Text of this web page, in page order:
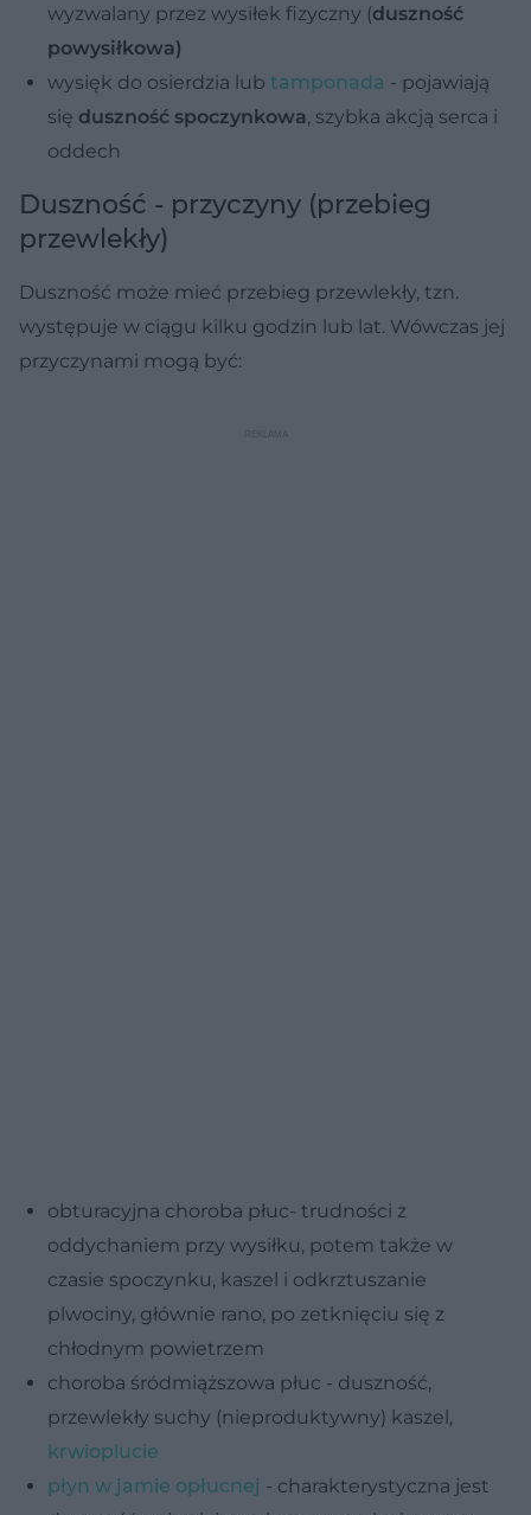
wyzwalany przez wysiłek fizyczny (duszność
powysiłkowa)
wysięk do osierdzia lub tamponada - pojawiają
się duszność spoczynkowa, szybka akcją serca i
oddech
Duszność - przyczyny (przebieg
przewlekły)
Duszność może mieć przebieg przewlekły, tzn.
występuje w ciągu kilku godzin lub lat. Wówczas jej
przyczynami mogą być:
obturacyjna choroba płuc- trudności z
oddychaniem przy wysiłku, potem także w
czasie spoczynku, kaszel i odkrztuszanie
plwociny, głównie rano, po zetknięciu się z
chłodnym powietrzem
choroba śródmiąższowa płuc - duszność,
przewlekły suchy (nieproduktywny) kaszel,
krwioplucie
płyn w jamie opłucnej - charakterystyczna jest